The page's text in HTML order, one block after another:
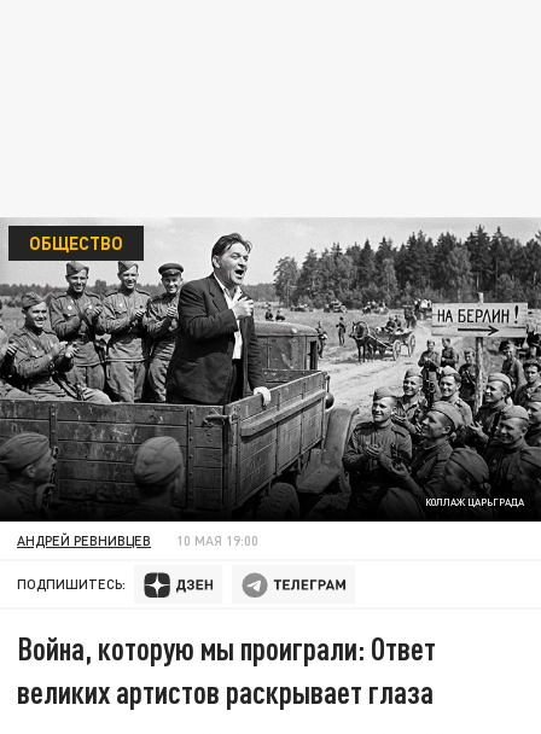
КОЛЛАЖ ЦАРЬГРАДА
ОБЩЕСТВО
АНДРЕЙ РЕВНИВЦЕВ 10 МАЯ 19:00
ПОДПИШИТЕСЬ:
Война, которую мы проиграли: Ответ
великих артистов раскрывает глаза